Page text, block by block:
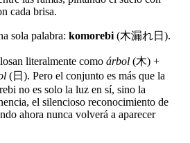
cada brisa.
sola palabra: komorebi (木漏れ日).
literalmente como árbol (木) +
(日). Pero el conjunto es más que la
no es solo la luz en sí, sino la
el silencioso reconocimiento de
ahora nunca volverá a aparecer